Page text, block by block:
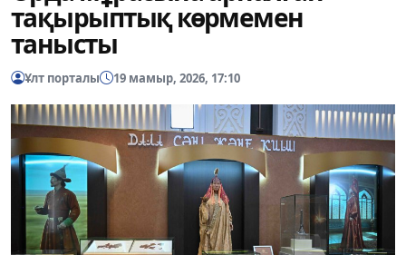
тақырыптық көрмемен
танысты
Ұлт порталы 19 мамыр, 2026, 17:10